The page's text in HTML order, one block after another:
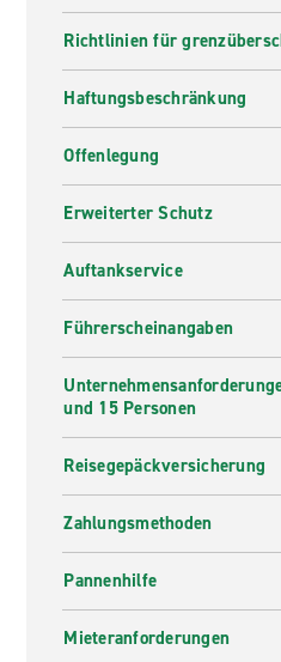
Richtlinien für
Haftungsbeschränkung
Offenlegung
Erweiterter Schutz
Auftankservice
Führerscheinangaben
und 15 Personen
Reisegepäckversicherung
Zahlungsmethoden
Pannenhilfe
Mieteranforderungen